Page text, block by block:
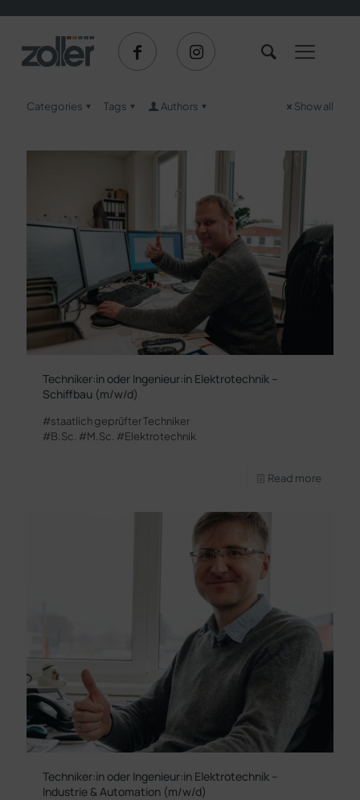
Categories Tags Authors Show all
Techniker:in oder Ingenieur:in Elektrotechnik –
Schiffbau (m/w/d)
#staatlich geprüfter Techniker
#B.Sc. #M.Sc. #Elektrotechnik
Read more
Techniker:in oder Ingenieur:in Elektrotechnik –
Industrie & Automation (m/w/d)